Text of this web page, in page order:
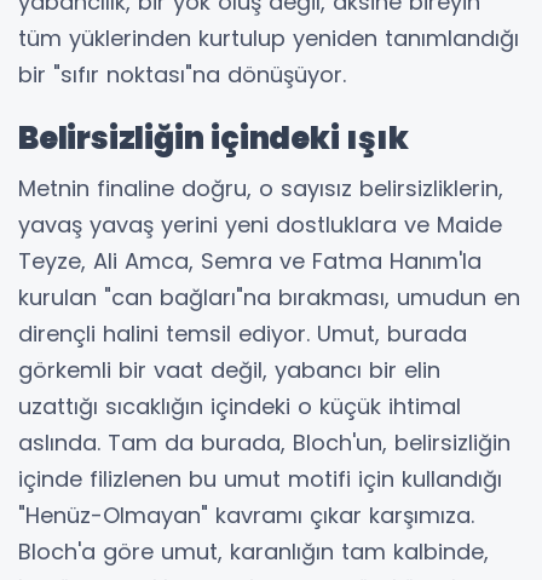
tüm yüklerinden kurtulup yeniden tanımlandığı
bir "sıfır noktası"na dönüşüyor.
Belirsizliğin içindeki ışık
Metnin finaline doğru, o sayısız belirsizliklerin,
yavaş yavaş yerini yeni dostluklara ve Maide
Teyze, Ali Amca, Semra ve Fatma Hanım'la
kurulan "can bağları"na bırakması, umudun en
dirençli halini temsil ediyor. Umut, burada
görkemli bir vaat değil, yabancı bir elin
uzattığı sıcaklığın içindeki o küçük ihtimal
aslında. Tam da burada, Bloch'un, belirsizliğin
içinde filizlenen bu umut motifi için kullandığı
"Henüz-Olmayan" kavramı çıkar karşımıza.
Bloch'a göre umut, karanlığın tam kalbinde,